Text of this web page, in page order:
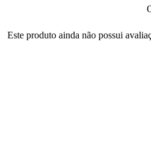
Este produto ainda não possui